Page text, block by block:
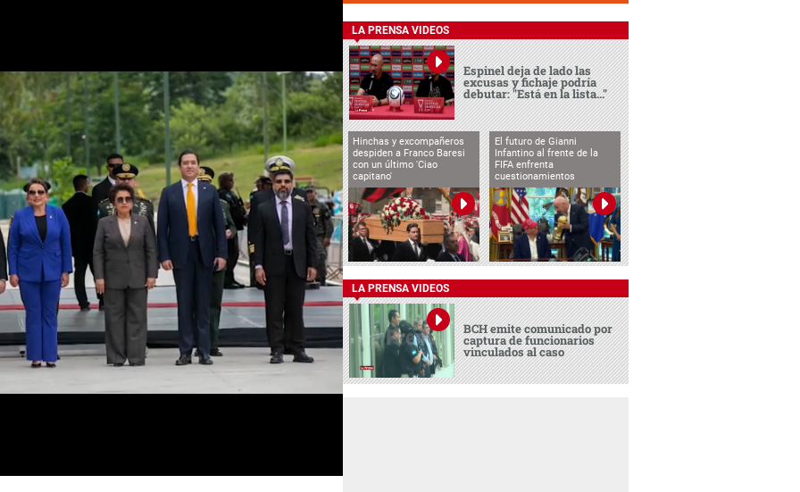
LA PRENSA VIDEOS
Espinel deja de lado las
excusas y fichaje podría
debutar: "Está en la lista..."
Hinchas y excompañeros
despiden a Franco Baresi
con un último 'Ciao
capitano'
El futuro de Gianni
Infantino al frente de la
FIFA enfrenta
cuestionamientos
LA PRENSA VIDEOS
BCH emite comunicado por
captura de funcionarios
vinculados al caso